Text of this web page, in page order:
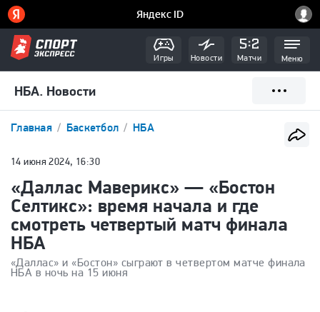
Игры Новости Матчи Меню
НБА. Новости
Главная Баскетбол НБА
14 июня 2024, 16:30
«Даллас Маверикс» — «Бостон
Селтикс»: время начала и где
смотреть четвертый матч финала
НБА
«Даллас» и «Бостон» сыграют в четвертом матче финала
НБА в ночь на 15 июня